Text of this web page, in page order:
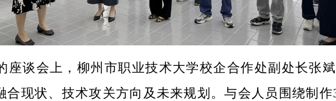
座谈会上，柳州市职业技术大学校企合作处副处长张
合现状、技术攻关方向及未来规划。与会人员围绕制作